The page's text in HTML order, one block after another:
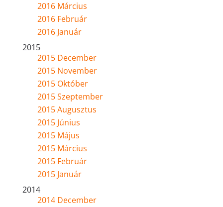
2016 Március
2016 Február
2016 Január
2015
2015 December
2015 November
2015 Október
2015 Szeptember
2015 Augusztus
2015 Június
2015 Május
2015 Március
2015 Február
2015 Január
2014
2014 December